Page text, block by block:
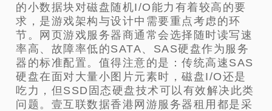
的小数据块对磁盘随机I/O能力有着较高的要
求，是游戏架构与设计中需要重点考虑的环
节。网页游戏服务器商通常会选择随时读写速
率高、故障率低的SATA、SAS硬盘作为服务
器的标准配置。值得注意的是：传统高速SAS
硬盘在面对大量小图片元素时，磁盘I/O还是
吃力，但SSD固态硬盘技术可以有效解决此类
问题。壹互联数据香港网游服务器租用都是采